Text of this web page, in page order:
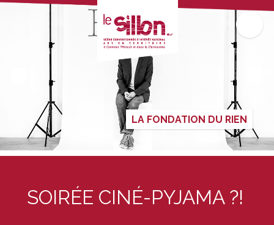
LA FONDATION DU RIEN
SOIRÉE CINÉ-PYJAMA ?!